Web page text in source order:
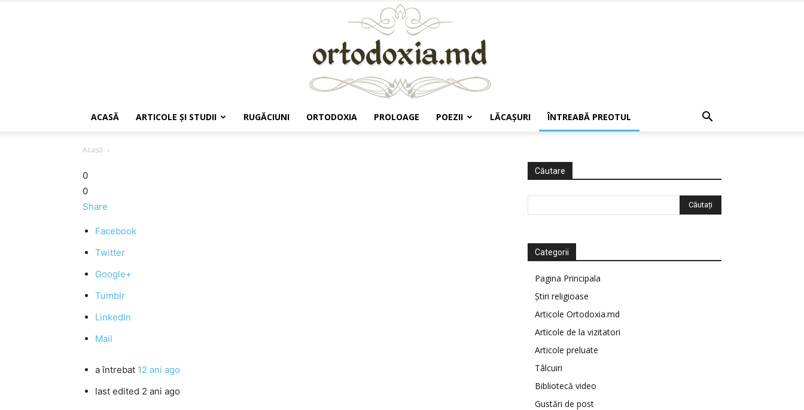
ACASĂ ARTICOLE ŞI STUDII RUGĂCIUNI ORTODOXIA PROLOAGE POEZII LĂCAŞURI ÎNTREABĂ PREOTUL
Acasă
0
0
Share
Facebook
Twitter
Google+
Tumblr
LinkedIn
Mail
a întrebat 12 ani ago
last edited 2 ani ago
Căutare
Categorii
Pagina Principala
Știri religioase
Articole Ortodoxia.md
Articole de la vizitatori
Articole preluate
Tâlcuiri
Bibliotecă video
Gustări de post